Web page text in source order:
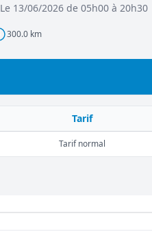
Le 13/06/2026 de 05h00 à 20h30
300.0 km
Tarif
Tarif normal